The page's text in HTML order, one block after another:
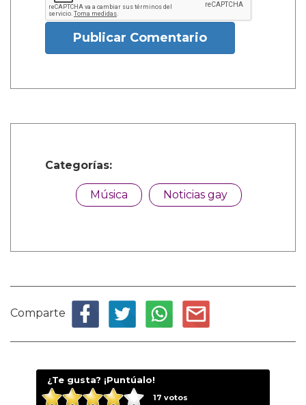
Publicar Comentario
Categorías:
Música Noticias gay
Comparte
¿Te gusta? ¡Puntúalo!
17 votos